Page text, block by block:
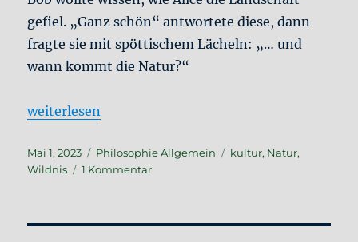
gefiel. „Ganz schön“ antwortete diese, dann
fragte sie mit spöttischem Lächeln: „… und
wann kommt die Natur?“
„Alice und Bob #1: In die Natur“
weiterlesen
Veröffentlicht
am
Mai 1, 2023 Kategorien
Philosophie Allgemein Schlagwörter
kultur, Natur,
Wildnis
1 Kommentarzu